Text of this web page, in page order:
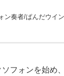
ン奏者/ぱんだウ イ ン
ソフ ォ ンを始め